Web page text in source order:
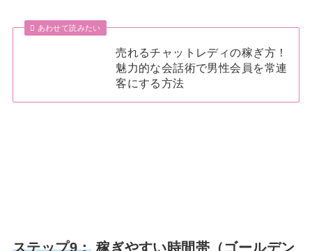
あわせて読みたい
売れるチャットレディの稼ぎ方！
魅力的な会話術で男性会員を常連
客にする方法
ステップ9： 稼ぎやすい時間帯（ゴールデン